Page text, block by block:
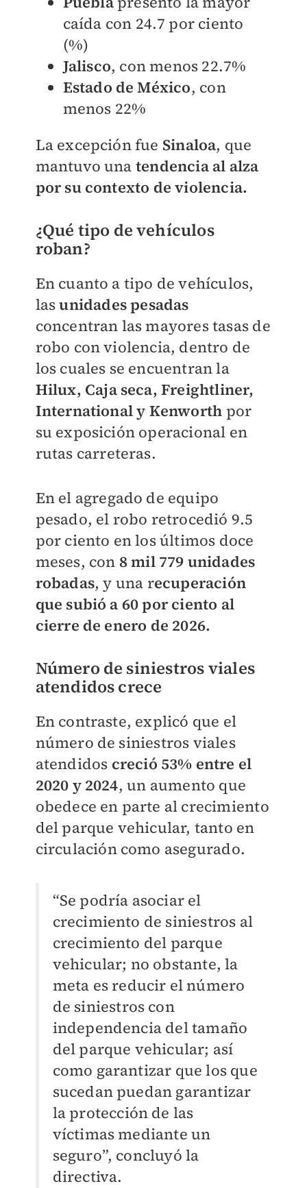
caída con 24.7 por ciento
(%)
Jalisco, con menos 22.7%
Estado de México, con
menos 22%
La excepción fue Sinaloa, que
mantuvo una tendencia al alza
por su contexto de violencia.
¿Qué tipo de vehículos
roban?
En cuanto a tipo de vehículos,
lasunidades pesadas
concentran las mayores tasas de
robo con violencia, dentro de
los cuales se encuentran la
Hilux, Caja seca, Freightliner,
International y Kenworth por
su exposición operacional en
rutas carreteras.
En el agregado de equipo
pesado, el robo retrocedió 9.5
por ciento en los últimos doce
meses, con 8 mil 779 unidades
robadas, y una recuperación
que subió a 60 por ciento al
cierre de enero de 2026.
Número de siniestros viales
atendidos crece
En contraste, explicó que el
número de siniestros viales
atendidos creció 53% entre el
2020 y 2024, un aumento que
obedece en parte al crecimiento
del parque vehicular, tanto en
circulación como asegurado.
“Se podría asociar el
crecimiento de siniestros al
crecimiento del parque
vehicular; no obstante, la
meta es reducir el número
de siniestros con
independencia del tamaño
del parque vehicular; así
como garantizar que los que
sucedan puedan garantizar
la protección de las
víctimas mediante un
seguro”, concluyó la
directiva.